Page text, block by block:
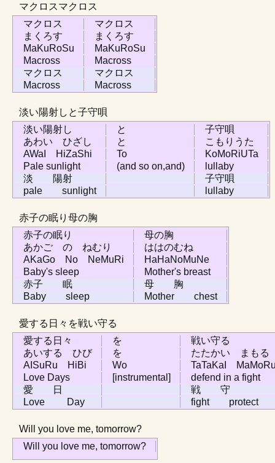
マクロスマクロス
マクロス
マクロス
まくろす
まくろす
MaKuRoSu
MaKuRoSu
Macross
Macross
マクロス
マクロス
Macross
Macross
淡い陽射しと子守唄
淡い陽射し
と
子守唄
あわい ひざし
と
こもりうた
AWaI HiZaShi
To
KoMoRiUTa
Pale sunlight
(and so on,and)
lullaby
淡 陽射
子守唄
pale sunlight
lullaby
赤子の眠り母の胸
赤子の眠り
母の胸
あかご の ねむり
ははのむね
AKaGo No NeMuRi
HaHaNoMuNe
Baby's sleep
Mother's breast
赤子 眠
母 胸
Baby sleep
Mother chest
愛する日々を戦い守る
愛する日々
を
戦い守る
あいする ひび
を
たたかい まもる
AISuRu HiBi
Wo
TaTaKaI
Love Days
[instrumental]
defend in a fight
愛 日
戦 守
Love Day
fight protect
Will you love me, tomorrow?
Will you love me, tomorrow?